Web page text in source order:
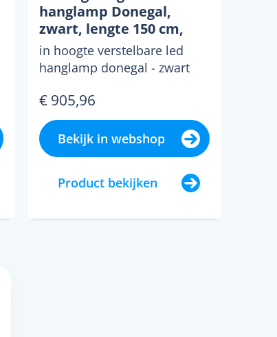
hanglamp Donegal,
zwart, lengte 150 cm,
CCT
in hoogte verstelbare led
hanglamp donegal - zwart
zowel op het gebied van...
€ 905,96
Bekijk in webshop
Product bekijken